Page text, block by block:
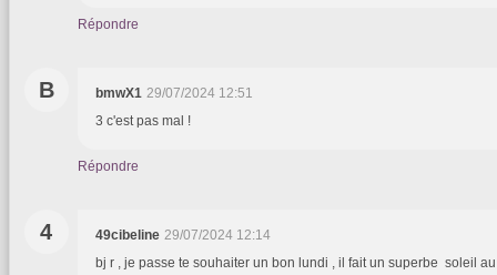
Répondre
B bmwX1 29/07/2024 12:51
3 c'est pas mal !
Répondre
4 49cibeline 29/07/2024 12:14
bj r , je passe te souhaiter un bon lundi , il fait un superbe soleil